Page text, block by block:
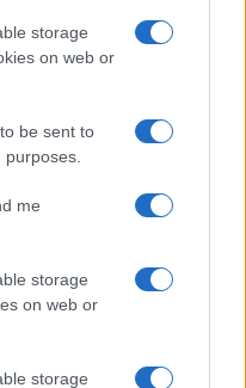
storage
on web or
be sent to
me
storage
on web or
storage
Επόμενο άρθρο
γιαούρτι σίγουρα δε θα το
ξαναπετάξετε
ΑΠΟ ΤΟΝ ΔΗΜΙΟΥΡΓΟ
αρχάριους:
με γήινες